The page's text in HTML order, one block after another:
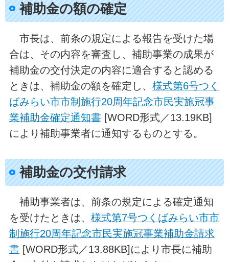
補助金の額の確定
市長は、前条の規定による報告を受けた場
合は、その内容を審査し、補助事業の成果が
補助金の交付決定の内容に適合すると認める
ときは、補助金の額を確定し、 様式第6号つく
ばみらい市市制施行20周年記念市民実施冠事
業補助金確定通知書[WORD形式／13.19KB]
により補助事業者に通知するものとする。
補助金の交付請求
補助事業者は、前条の規定による確定通知
を受けたときは、 様式第7号つくばみらい市市
制施行20周年記念市民実施冠事業補助金請求
書[WORD形式／13.88KB]により市長に補助